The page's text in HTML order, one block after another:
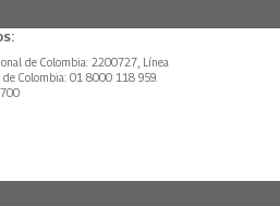
de Colombia: 2200727, Línea
Colombia: 01 8000 118 959.